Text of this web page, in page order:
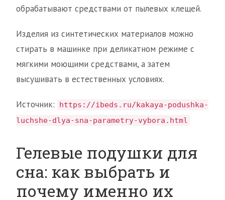
обрабатывают средствами от пылевых клещей.
Изделия из синтетических материалов можно
стирать в машинке при деликатном режиме с
мягкими моющими средствами, а затем
высушивать в естественных условиях.
Источник:
https://ibeds.ru/kakaya-podushka-
luchshe-dlya-sna-parametry-vybora.html
Гелевые подушки для
сна: как выбрать и
почему именно их